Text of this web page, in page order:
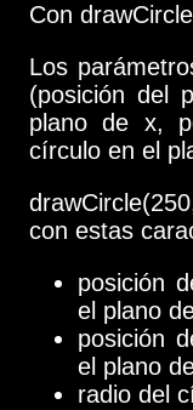
Con
Los
(posición del
plano de x,
círculo en el
con estas
posición
el plano
posición
el plano
radio del